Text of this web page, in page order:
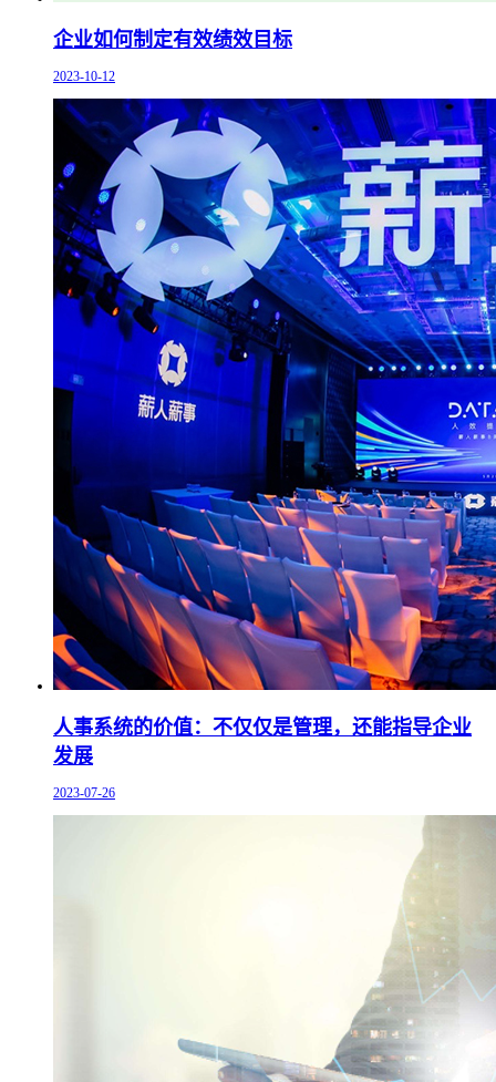
企业如何制定有效绩效目标
2023-10-12
人事系统的价值：不仅仅是管理，还能指导企业
发展
2023-07-26